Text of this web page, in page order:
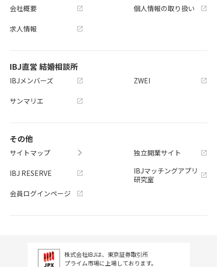
会社概要
求人情報
個人情報の取り扱い
IBJ直営 結婚相談所
IBJメンバーズ
サンマリエ
ZWEI
その他
サイトマップ
IBJ RESERVE
会員ログインページ
独立開業サイト
IBJマッチングアプリ
研究室
株式会社IBJは、東京証券取引所
プライム市場に上場しております。